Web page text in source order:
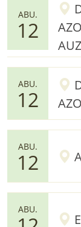
ABU.
12
ABU.
12
ABU.
12
ABU.